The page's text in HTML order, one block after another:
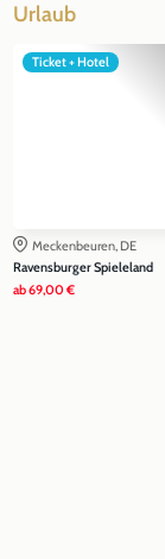
Urlaub
Ticket + Hotel
Meckenbeuren, DE
Ravensburger Spieleland
ab69,00 €